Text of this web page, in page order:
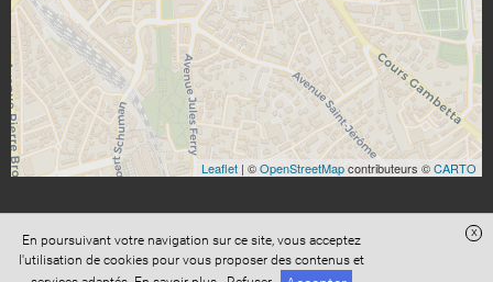
Leaflet | ©OpenStreetMapcontributeurs ©CARTO
Accès administration Confidentialité
Conditions Générales de Vente
En poursuivant votre navigation sur ce site, vous acceptez
l'utilisation de cookies pour vous proposer des contenus et
x